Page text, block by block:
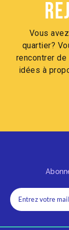
Vous
quartier?
rencontrer
idées à